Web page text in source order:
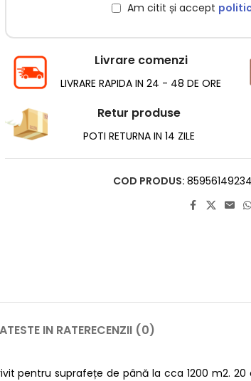
Am citit și accept
Livrare comenzi
LIVRARE RAPIDA IN 24 - 48 DE ORE
Retur produse
POTI RETURNA IN 14 ZILE
COD PRODUS:
IN RATERECENZII (0)
pentru suprafețe de până la cca 1200 m2.